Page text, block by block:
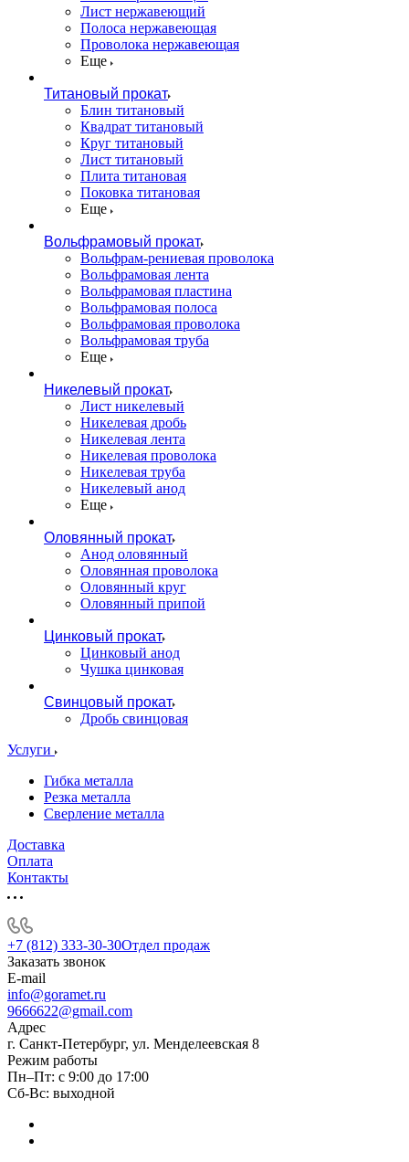
Лист нержавеющий
Полоса нержавеющая
Проволока нержавеющая
Еще
Титановый прокат
Блин титановый
Квадрат титановый
Круг титановый
Лист титановый
Плита титановая
Поковка титановая
Еще
Вольфрамовый прокат
Вольфрам-рениевая проволока
Вольфрамовая лента
Вольфрамовая пластина
Вольфрамовая полоса
Вольфрамовая проволока
Вольфрамовая труба
Еще
Никелевый прокат
Лист никелевый
Никелевая дробь
Никелевая лента
Никелевая проволока
Никелевая труба
Никелевый анод
Еще
Оловянный прокат
Анод оловянный
Оловянная проволока
Оловянный круг
Оловянный припой
Цинковый прокат
Цинковый анод
Чушка цинковая
Свинцовый прокат
Дробь свинцовая
Услуги
Гибка металла
Резка металла
Сверление металла
Доставка
Оплата
Контакты
+7 (812) 333-30-30Отдел продаж
Заказать звонок
E-mail
info@goramet.ru
9666622@gmail.com
Адрес
г. Санкт-Петербург, ул. Менделеевская 8
Режим работы
Пн–Пт: с 9:00 до 17:00
Сб-Вс: выходной